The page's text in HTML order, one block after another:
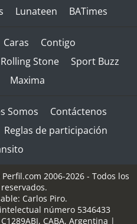
Lunateen BATimes
Caras
Contigo
Rolling Stone
Sport Buzz
Maxima
Somos
Contáctenos
Reglas de participación
2006-2026 - Todos los
Carlos Piro.
número 5346433
C1289ABI, CABA, Argentina |